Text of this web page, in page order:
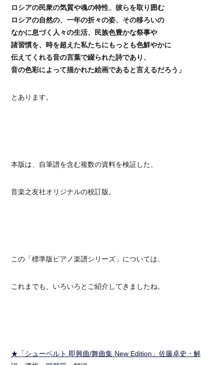
ロシアの民衆の気質や魂の特性、彼らを取り囲む
ロシアの自然の、一年の折々の姿、その移ろいの
なかに息づく人々の生活、民族色豊かな祭事や
諸習慣を、時を超えた私たちにもっとも色鮮やかに
伝えてくれる音の言葉で綴られた詩であり、
音の色彩によって描かれた絵画であると言えるだろう」
とあります。
本版は、自筆譜を含む複数の資料を検証した、
音楽之友社オリジナルの校訂版。
この「標準版ピアノ楽譜シリーズ」については、
これまでも、いろいろとご紹介してきましたね。
★「シューベルト 即興曲/舞曲集 New Edition」佐藤卓史・解